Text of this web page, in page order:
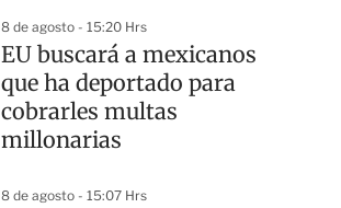
8 de agosto - 15:20 Hrs
EU buscará a mexicanos
que ha deportado para
cobrarles multas
millonarias
8 de agosto - 15:07 Hrs